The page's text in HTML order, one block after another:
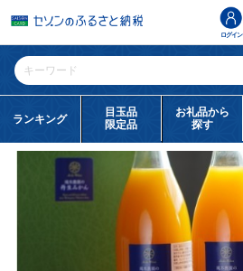
ログイン
ランキング
目玉品
限定品
お礼品から
探す